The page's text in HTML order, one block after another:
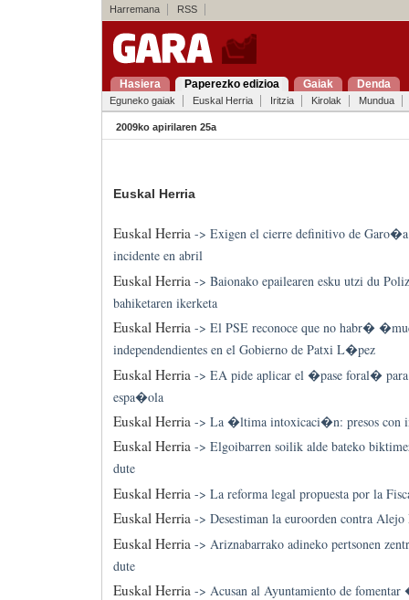
Harremana RSS
Hasiera Paperezko edizioa Gaiak Denda
Eguneko gaiak Euskal Herria Iritzia Kirolak Mundua
2009ko apirilaren 25a
Euskal Herria
Euskal Herria-> Exigen el cierre definitivo de
incidente en abril
Euskal Herria -> Baionako epailearen esku utzi du
bahiketaren ikerketa
Euskal Herria-> El PSE reconoce que no habr�
independendientes en el Gobierno de Patxi L�pez
Euskal Herria -> EA pide aplicar el �pase foral� para
espa�ola
Euskal Herria-> La �ltima intoxicaci�n: presos con
Euskal Herria-> Elgoibarren soilik alde bateko
dute
Euskal Herria -> La reforma legal propuesta por la
Euskal Herria-> Desestiman la euroorden contra Alejo
Euskal Herria -> Ariznabarrako adineko pertsonen
dute
Euskal Herria-> Acusan al Ayuntamiento de